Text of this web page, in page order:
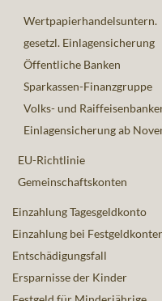
Wertpapierhandelsuntern.
gesetzl. Einlagensicherung
Öffentliche Banken
Sparkassen-Finanzgruppe
Volks- und
Einlagensicherung ab
EU-Richtlinie
Gemeinschaftskonten
Einzahlung Tagesgeldkonto
Einzahlung bei
Entschädigungsfall
Ersparnisse der Kinder